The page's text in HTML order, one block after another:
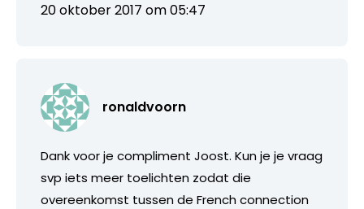
20 oktober 2017 om 05:47
ronaldvoorn
Dank voor je compliment Joost. Kun je je vraag
svp iets meer toelichten zodat die
overeenkomst tussen de French connection